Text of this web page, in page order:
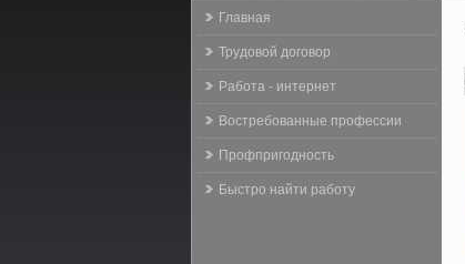
Главная
Трудовой договор
Работа - интернет
Востребованные профессии
Профпригодность
Быстро найти работу